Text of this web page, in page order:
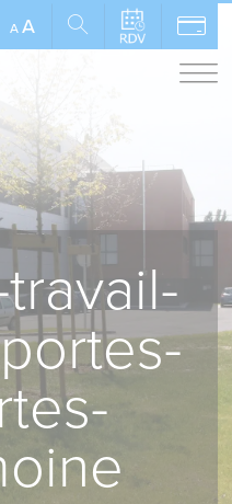
A A